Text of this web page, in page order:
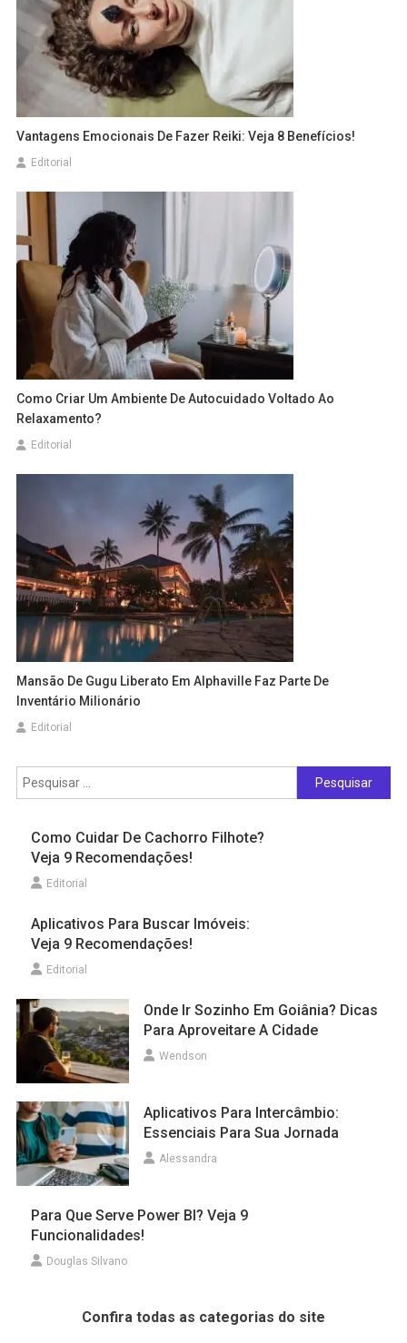
Vantagens Emocionais De Fazer Reiki: Veja 8 Benefícios!
Editorial
Como Criar Um Ambiente De Autocuidado Voltado Ao
Relaxamento?
Editorial
Mansão De Gugu Liberato Em Alphaville Faz Parte De
Inventário Milionário
Editorial
Pesquisar
por:
Como Cuidar De Cachorro Filhote?
Veja 9 Recomendações!
Editorial
Aplicativos Para Buscar Imóveis:
Veja 9 Recomendações!
Editorial
Onde Ir Sozinho Em Goiânia? Dicas
Para Aproveitare A Cidade
Wendson
Aplicativos Para Intercâmbio:
Essenciais Para Sua Jornada
Alessandra
Para Que Serve Power BI? Veja 9
Funcionalidades!
Douglas Silvano
Confira todas as categorias do site